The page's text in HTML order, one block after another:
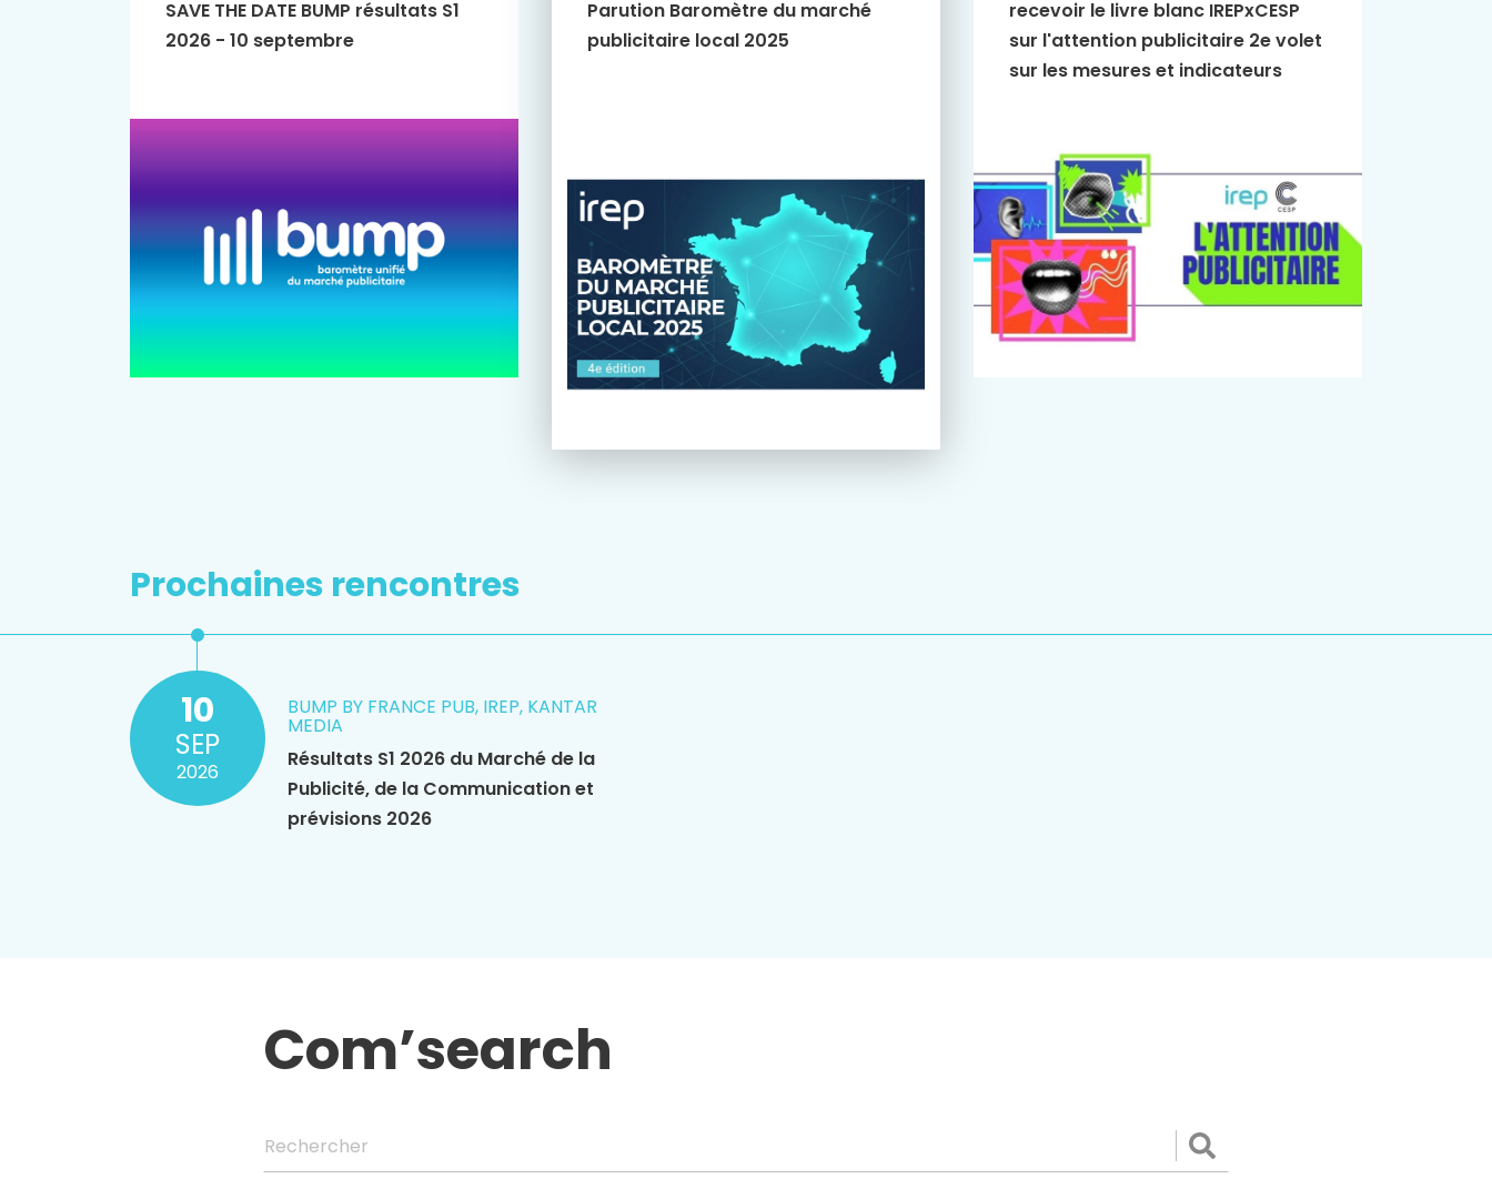
SAVE THE DATE BUMP résultats S1
2026 - 10 septembre
Parution Baromètre du marché
publicitaire local 2025
recevoir le livre blanc IREPxCESP
sur l'attention publicitaire 2e volet
sur les mesures et indicateurs
Prochaines rencontres
10
SEP
2026
BUMP BY FRANCE PUB, IREP, KANTAR
MEDIA
Résultats S1 2026 du Marché de la
Publicité, de la Communication et
prévisions 2026
Com’search
Rechercher